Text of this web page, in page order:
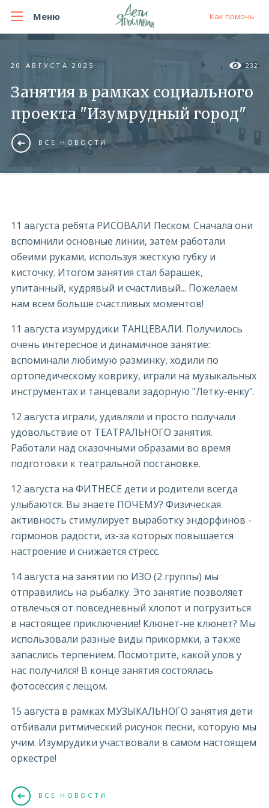
Меню Как помочь
20 АВГУСТА 2025 232
Занятия в рамках социального
проекта "Изумрудный город"
ВСЕ НОВОСТИ
11 августа ребята РИСОВАЛИ Песком. Сначала они
вспомнили основные линии, затем работали
обеими руками, используя жесткую губку и
кисточку. Итогом занятия стал барашек,
упитанный, кудрявый и счастливый... Пожелаем
нам всем больше счастливых моментов!
11 августа изумрудики ТАНЦЕВАЛИ. Получилось
очень интересное и динамичное занятие:
вспоминали любимую разминку, ходили по
ортопедическому коврику, играли на музыкальных
инструментах и танцевали задорную "Летку-енку".
12 августа играли, удивляли и просто получали
удовольствие от ТЕАТРАЛЬНОГО занятия.
Работали над сказочными образами во время
подготовки к театральной постановке.
12 августа на ФИТНЕСЕ дети и родители всегда
улыбаются. Вы знаете ПОЧЕМУ? Физическая
активность стимулирует выработку эндорфинов -
гормонов радости, из-за которых повышается
настроение и снижается стресс.
14 августа на занятии по ИЗО (2 группы) мы
отправились на рыбалку. Это занятие позволяет
отвлечься от повседневный хлопот и погрузиться
в настоящее приключение! Клюнет-не клюнет? Мы
использовали разные виды прикормки, а также
запаслись терпением. Посмотрите, какой улов у
нас получился! В конце занятия состоялась
фотосессия с лещом.
15 августа в рамках МУЗЫКАЛЬНОГО занятия дети
отбивали ритмический рисунок песни, которую мы
учим. Изумрудики участвовали в самом настоящем
оркестре!
ВСЕ НОВОСТИ